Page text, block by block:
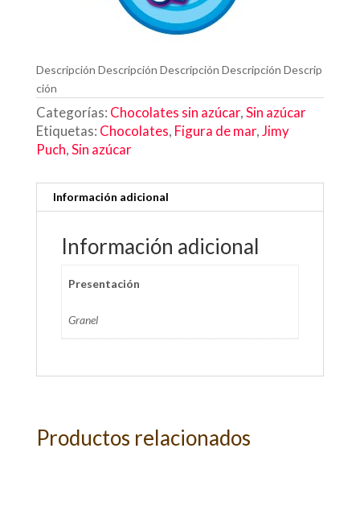
Descripción Descripción Descripción Descripción Descrip
ción
Categorías: Chocolates sin azúcar,Sin azúcar
Etiquetas: Chocolates, Figura de mar,Jimy
Puch,Sin azúcar
Información adicional
Información adicional
Presentación
Granel
Productos relacionados